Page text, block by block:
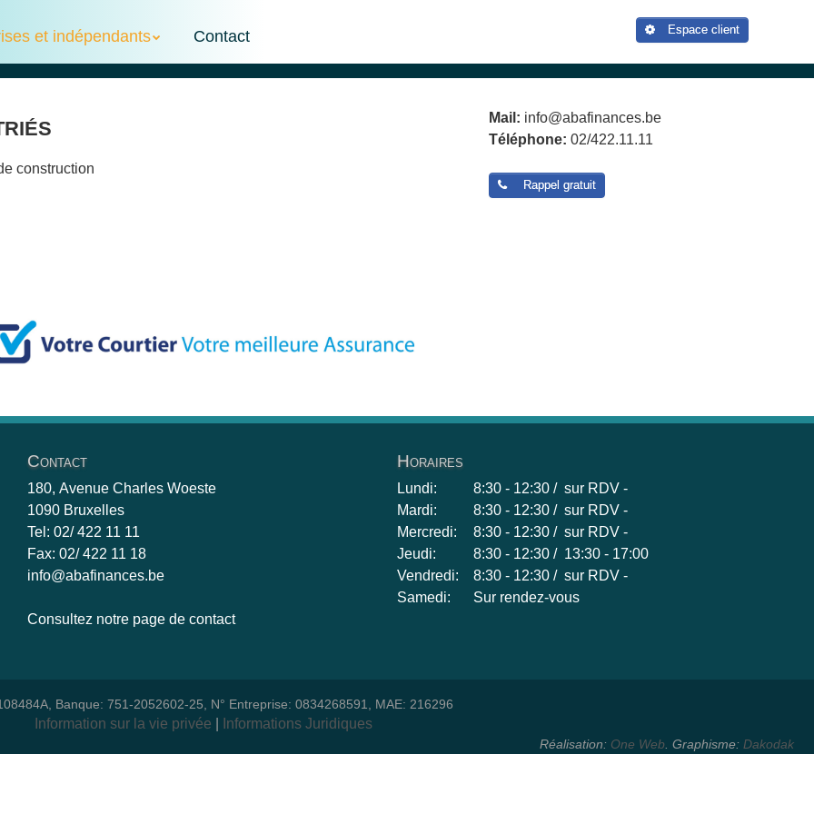
et indépendants Contact Espace client
construction
Mail: info@abafinances.be
Téléphone: 02/422.11.11
Rappel gratuit
Contact
180, Avenue Charles Woeste
1090 Bruxelles
Tel: 02/ 422 11 11
Fax: 02/ 422 11 18
info@abafinances.be
Consultez notre page de contact
Horaires
Lundi:
8:30 - 12:30 / sur RDV -
Mardi:
8:30 - 12:30 / sur RDV -
Mercredi:
8:30 - 12:30 / sur RDV -
Jeudi:
8:30 - 12:30 / 13:30 - 17:00
Vendredi:
8:30 - 12:30 / sur RDV -
Samedi:
Sur rendez-vous
Banque: 751-2052602-25, N° Entreprise: 0834268591, MAE: 216296
Information sur la vie privée Informations Juridiques
Réalisation: One Web. Graphisme: Dakodak